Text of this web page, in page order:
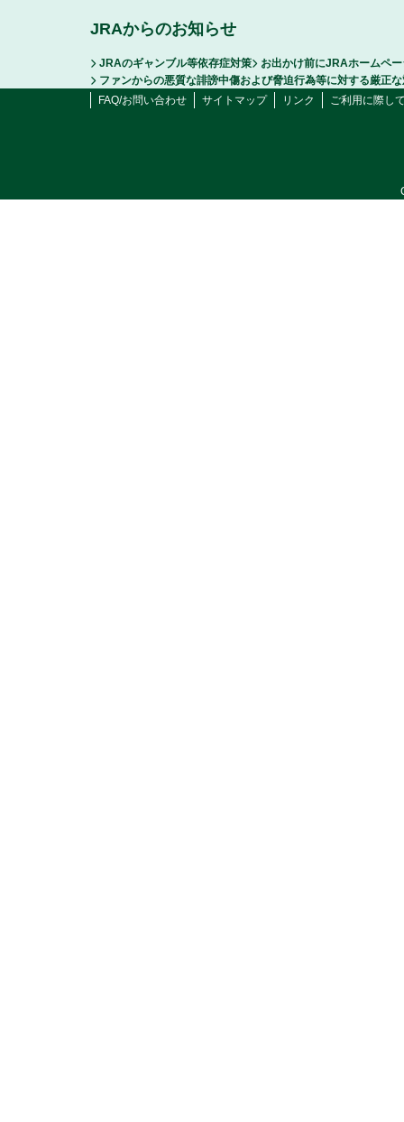
JRAからのお知らせ
JRAのギャンブル等依存症対策
お出かけ前にJRAホームペ
ファンからの悪質な誹謗中傷および脅迫行為等に対する厳正
FAQ/お問い合わせ
サイトマップ リンク ご利用に際し